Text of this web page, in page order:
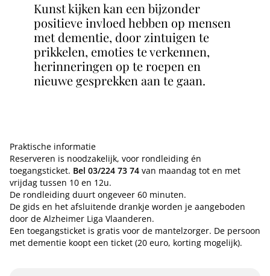
Kunst kijken kan een bijzonder
positieve invloed hebben op mensen
met dementie, door zintuigen te
prikkelen, emoties te verkennen,
herinneringen op te roepen en
nieuwe gesprekken aan te gaan.
Praktische informatie
Reserveren is noodzakelijk, voor rondleiding én
toegangsticket. Bel 03/224 73 74 van maandag tot en met
vrijdag tussen 10 en 12u.
De rondleiding duurt ongeveer 60 minuten.
De gids en het afsluitende drankje worden je aangeboden
door de Alzheimer Liga Vlaanderen.
Een toegangsticket is gratis voor de mantelzorger. De persoon
met dementie koopt een ticket (20 euro, korting mogelijk).